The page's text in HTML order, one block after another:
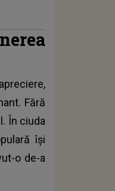
Fără
În ciuda
își
o de-a